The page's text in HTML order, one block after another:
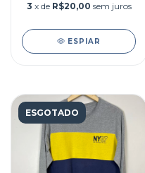
3 x de R$20,00 sem juros
ESPIAR
ESGOTADO